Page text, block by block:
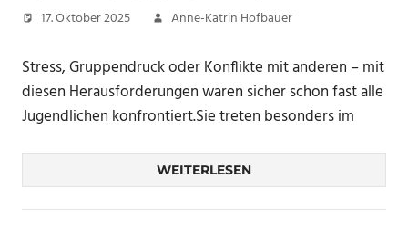
17. Oktober 2025 Anne-Katrin Hofbauer
Stress, Gruppendruck oder Konflikte mit anderen – mit
diesen Herausforderungen waren sicher schon fast alle
Jugendlichen konfrontiert.Sie treten besonders im
WEITERLESEN